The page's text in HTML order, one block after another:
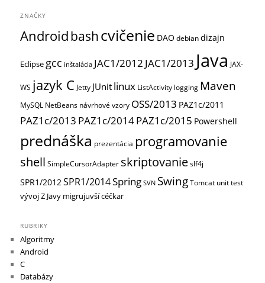
ZNAČKY
Androidbashcvičenie DAO debiandizajn
Eclipse gcc inštalácia JAC1/2012 JAC1/2013 Java JAX-
WS jazyk C Jetty JUnit linux ListActivity logging Maven
MySQL NetBeans návrhové vzory OSS/2013 PAZ1c/2011
PAZ1c/2013 PAZ1c/2014PAZ1c/2015 Powershell
prednáška prezentácia programovanie
shell SimpleCursorAdapter skriptovanieslf4j
SPR1/2012SPR1/2014Spring SVN SwingTomcat unit test
vývojZ Javy migrujuvší céčkar
RUBRIKY
Algoritmy
Android
C
Databázy